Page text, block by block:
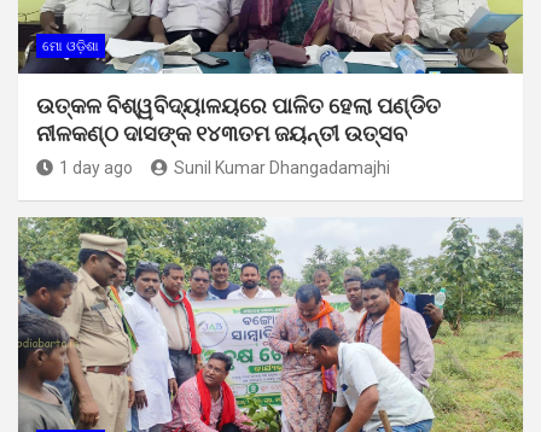
ମୋ ଓଡ଼ିଶା
ଉତ୍କଳ ବିଶ୍ୱବିଦ୍ୟାଳୟରେ ପାଳିତ ହେଲା ପଣ୍ଡିତ
ନୀଳକଣ୍ଠ ଦାସଙ୍କ ୧୪୩ତମ ଜୟନ୍ତୀ ଉତ୍ସବ
1 day ago Sunil Kumar Dhangadamajhi